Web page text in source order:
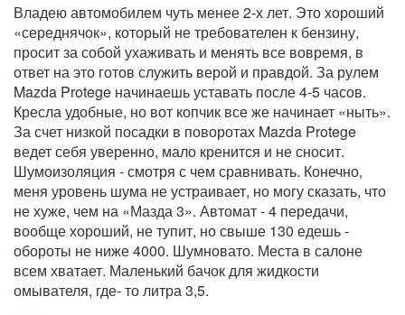
Владею автомобилем чуть менее 2-х лет. Это хороший
«середнячок», который не требователен к бензину,
просит за собой ухаживать и менять все вовремя, в
ответ на это готов служить верой и правдой. За рулем
Mazda Protege начинаешь уставать после 4-5 часов.
Кресла удобные, но вот копчик все же начинает «ныть».
За счет низкой посадки в поворотах Mazda Protege
ведет себя уверенно, мало кренится и не сносит.
Шумоизоляция - смотря с чем сравнивать. Конечно,
меня уровень шума не устраивает, но могу сказать, что
не хуже, чем на «Мазда 3». Автомат - 4 передачи,
вообще хороший, не тупит, но свыше 130 едешь -
обороты не ниже 4000. Шумновато. Места в салоне
всем хватает. Маленький бачок для жидкости
омывателя, где- то литра 3,5.